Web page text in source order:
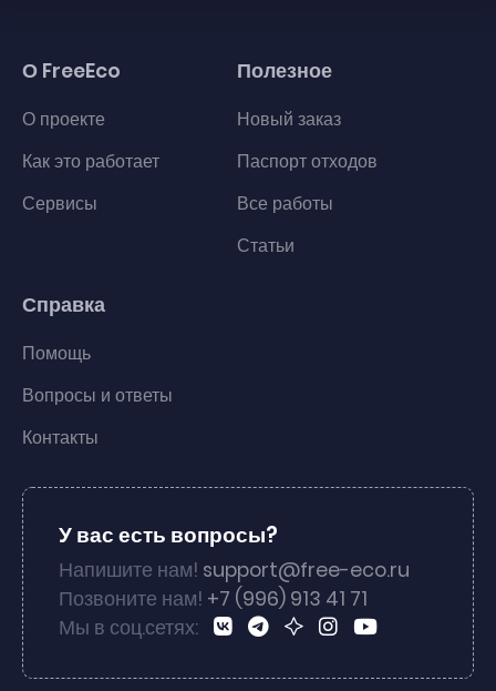
О FreeEco
О проекте
Как это работает
Сервисы
Полезное
Новый заказ
Паспорт отходов
Все работы
Статьи
Справка
Помощь
Вопросы и ответы
Контакты
У вас есть вопросы?
Напишите нам! support@free-eco.ru
Позвоните нам! +7 (996) 913 41 71
Мы в соц.сетях: